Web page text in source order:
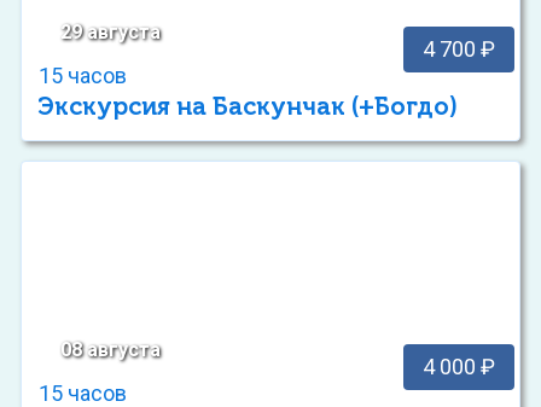
29 августа
4 700 ₽
15 часов
Экскурсия на Баскунчак (+Богдо)
08 августа
4 000 ₽
15 часов